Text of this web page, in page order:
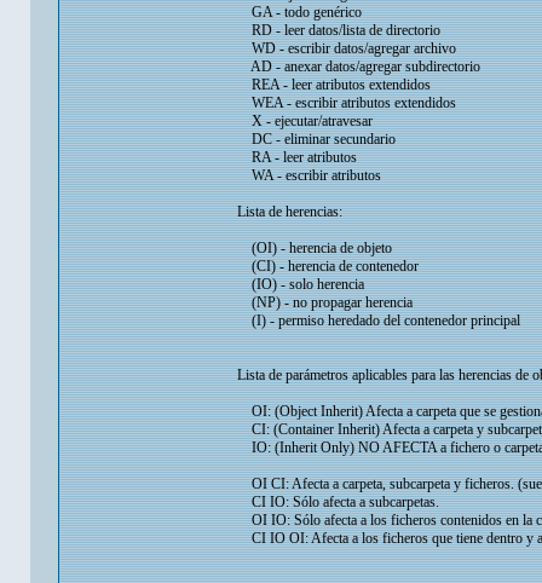
GA - todo genérico
RD - leer datos/lista de directorio
WD - escribir datos/agregar archivo
AD - anexar datos/agregar subdirectorio
REA - leer atributos extendidos
WEA - escribir atributos extendidos
X - ejecutar/atravesar
DC - eliminar secundario
RA - leer atributos
WA - escribir atributos
Lista de herencias:
(OI) - herencia de objeto
(CI) - herencia de contenedor
(IO) - solo herencia
(NP) - no propagar herencia
(I) - permiso heredado del contenedor principal
Lista de parámetros aplicables para las herencias
OI: (Object Inherit) Afecta a carpeta que se
CI: (Container Inherit) Afecta a carpeta y
IO: (Inherit Only) NO AFECTA a fichero o carpeta
OI CI: Afecta a carpeta, subcarpeta y ficheros.
CI IO: Sólo afecta a subcarpetas.
OI IO: Sólo afecta a los ficheros contenidos en la
CI IO OI: Afecta a los ficheros que tiene dentro y a